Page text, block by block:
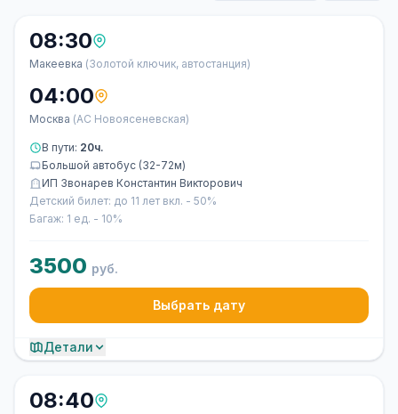
08:30
Макеевка (Золотой ключик, автостанция)
04:00
Москва (АС Новоясеневская)
В пути: 20ч.
Большой автобус (32-72м)
ИП Звонарев Константин Викторович
Детский билет: до 11 лет вкл. - 50%
Багаж: 1 ед. - 10%
3500 руб.
Выбрать дату
Детали
08:40